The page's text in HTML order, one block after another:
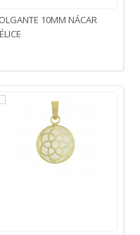
10MM NÁCAR